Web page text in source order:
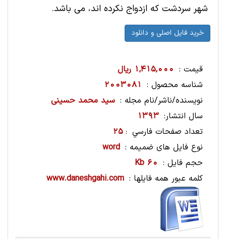
شهر سردشت که ازدواج نکرده اند، می باشد.
قیمت : 1,415,000 ریال
شناسه محصول : 2003081
نویسنده/ناشر/نام مجله : سید محمد حسینی
سال انتشار: 1393
تعداد صفحات فارسي :
25
نوع فایل های ضمیمه : word
حجم فایل : 60 Kb
کلمه عبور همه فایلها : www.daneshgahi.com